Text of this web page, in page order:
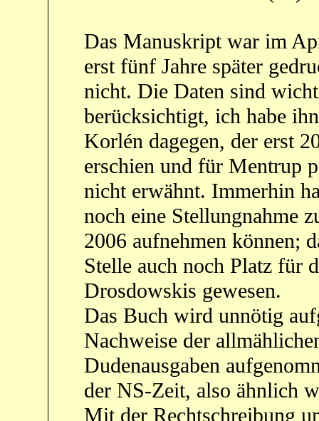
Das Manuskript war im
erst fünf Jahre später
nicht. Die Daten sind
berücksichtigt, ich habe
Korlén dagegen, der erst
erschien und für Mentrup
nicht erwähnt. Immerhin
noch eine Stellungnahme
2006 aufnehmen können;
Stelle auch noch Platz für
Drosdowskis gewesen.
Das Buch wird unnötig
Nachweise der
Dudenausgaben
der NS-Zeit, also ähnlich
Mit der Rechtschreibung